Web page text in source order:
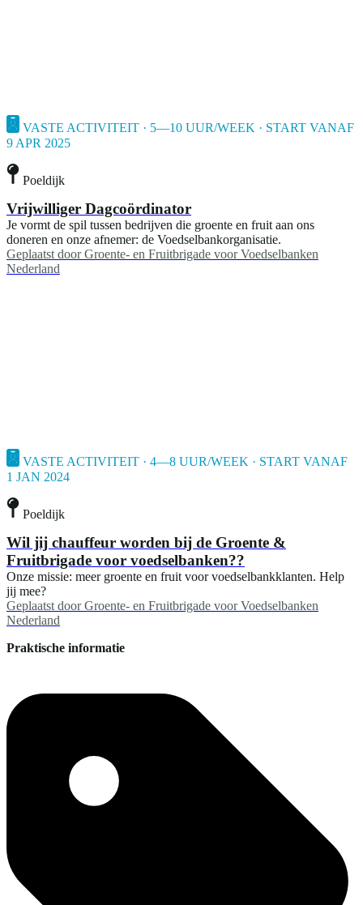
VASTE ACTIVITEIT · 5—10 UUR/WEEK · START VANAF
9 APR 2025
Poeldijk
Vrijwilliger Dagcoördinator
Je vormt de spil tussen bedrijven die groente en fruit aan ons
doneren en onze afnemer: de Voedselbankorganisatie.
Geplaatst door Groente- en Fruitbrigade voor Voedselbanken
Nederland
VASTE ACTIVITEIT · 4—8 UUR/WEEK · START VANAF
1 JAN 2024
Poeldijk
Wil jij chauffeur worden bij de Groente &
Fruitbrigade voor voedselbanken??
Onze missie: meer groente en fruit voor voedselbankklanten. Help
jij mee?
Geplaatst door Groente- en Fruitbrigade voor Voedselbanken
Nederland
Praktische informatie